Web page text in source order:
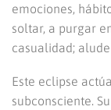
emociones,
soltar, a purgar
casualidad;
Este eclipse
subconsciente.